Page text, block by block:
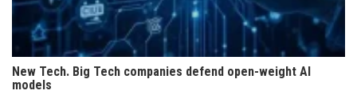
New Tech. Big Tech companies defend open-weight AI
models